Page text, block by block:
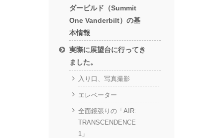
ダービルド（Summit
One Vanderbilt）の基
本情報
実際に展望台に行ってき
ました。
入り口、写真撮影
エレベーター
全面鏡張りの「AIR:
TRANSCENDENCE
1」